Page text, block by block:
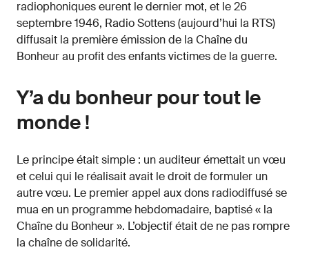
radiophoniques eurent le dernier mot, et le 26
septembre 1946, Radio Sottens (aujourd’hui la RTS)
diffusait la première émission de la Chaîne du
Bonheur au profit des enfants victimes de la guerre.
Y’a du bonheur pour tout le
monde !
Le principe était simple : un auditeur émettait un vœu
et celui qui le réalisait avait le droit de formuler un
autre vœu. Le premier appel aux dons radiodiffusé se
mua en un programme hebdomadaire, baptisé « la
Chaîne du Bonheur ». L’objectif était de ne pas rompre
la chaîne de solidarité.